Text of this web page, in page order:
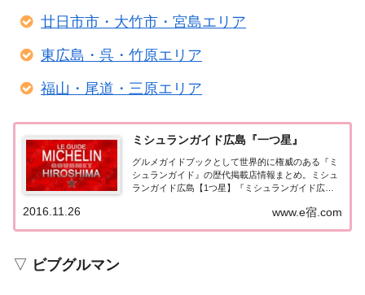
廿日市市・大竹市・宮島エリア
東広島・呉・竹原エリア
福山・尾道・三原エリア
ミシュランガイド広島『一つ星』
グルメガイドブックとして世界的に権威のある『ミ
シュランガイド』の歴代掲載店情報まとめ。ミシュ
ランガイド広島【1つ星】『ミシュランガイド広
（出典元：）ミシュランガイド広島2018広島レスト
www.e宿.com
2016.11.26
▽ ビブグルマン